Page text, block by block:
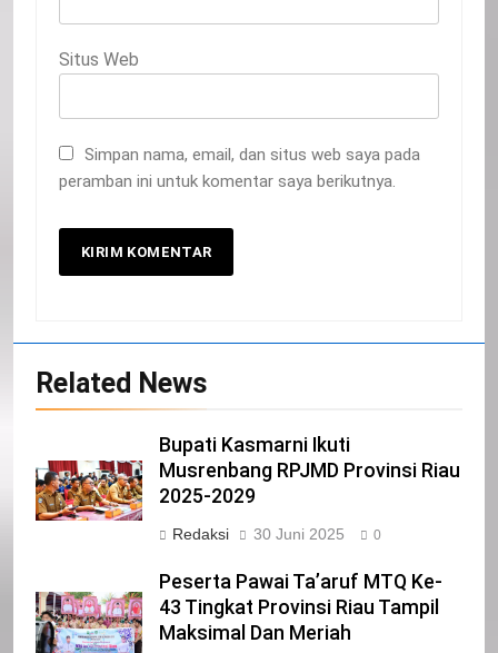
Situs Web
Simpan nama, email, dan situs web saya pada
peramban ini untuk komentar saya berikutnya.
Related News
Bupati Kasmarni Ikuti
Musrenbang RPJMD Provinsi Riau
2025-2029
Redaksi 30 Juni 2025 0
Peserta Pawai Ta’aruf MTQ Ke-
43 Tingkat Provinsi Riau Tampil
Maksimal Dan Meriah
21
Iklan Pemerintah Kabupaten Siak
NORMAN SILITONGA CALEG DPRD
PROVINSI DKI JAKARTA
IKLAN